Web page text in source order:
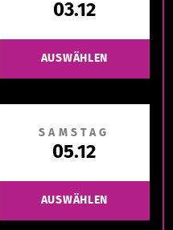
03.12
AUSWÄHLEN
SAMSTAG
05.12
AUSWÄHLEN